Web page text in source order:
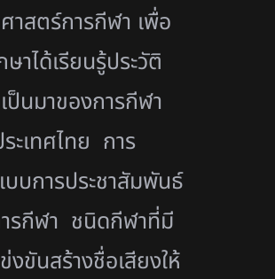
าสตร์การกีฬา เพื่อ
าได้เรียนรู้ประวัติ
ป็นมาของการกีฬา
ะเทศไทย การ
บการประชาสัมพันธ์
รกีฬา ชนิดกีฬาที่มี
งขันสร้างชื่อเสียงให้